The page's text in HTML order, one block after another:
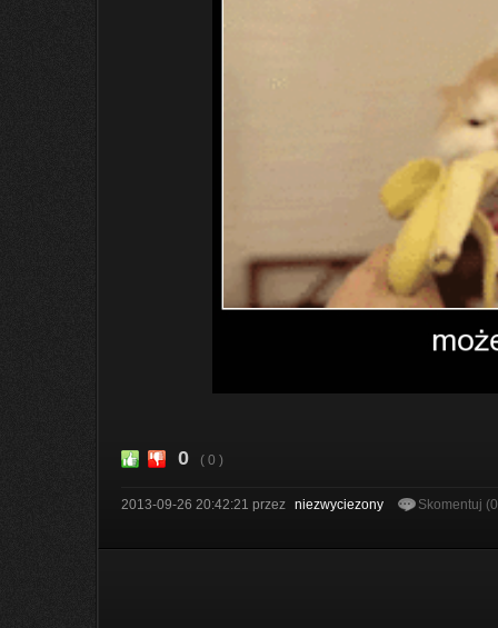
0 ( 0 )
2013-09-26 20:42:21 przez niezwyciezony Skomentuj